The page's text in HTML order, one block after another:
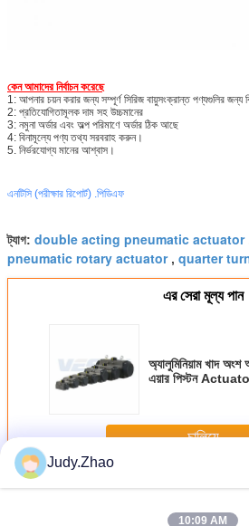
কেন আমাদের নির্বাচন করেছে
1: আপনার চয়ন করার জন্য সম্পূর্ণ সিরিজ বায়ুসংক্রান্ত পণ্যগুলির জন্য
2: প্রতিযোগিতামূলক দাম সহ উচ্চমানের
3: নমুনা অর্ডার এবং অল্প পরিমাণে অর্ডার ঠিক আছে
4: বিনামূল্যে পণ্য তথ্য সরবরাহ করুন।
5. নির্ভরযোগ্য মানের আশ্বাস।
এনটিসি (পরীক্ষার রিপোর্ট) .পিডিএফ
ট্যাগ: double acting pneumatic actuator
pneumatic rotary actuator, quarter
এর সেরা মূল্য পান
অ্যালুমিনিয়াম খাদ
এয়ার পিস্টন
চালিয়ে
অধিকবায়ুসংক্রান্ত বায়ু Actuator
Judy.Zhao
10:09 AM